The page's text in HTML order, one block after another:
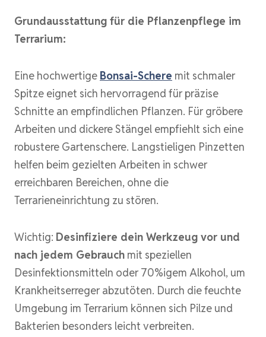
Grundausstattung für die Pflanzenpflege im
Terrarium:
Eine hochwertige Bonsai-Schere mit schmaler
Spitze eignet sich hervorragend für präzise
Schnitte an empfindlichen Pflanzen. Für gröbere
Arbeiten und dickere Stängel empfiehlt sich eine
robustere Gartenschere. Langstieligen Pinzetten
helfen beim gezielten Arbeiten in schwer
erreichbaren Bereichen, ohne die
Terrarieneinrichtung zu stören.
Wichtig: Desinfiziere dein Werkzeug vor und
nach jedem Gebrauch mit speziellen
Desinfektionsmitteln oder 70%igem Alkohol, um
Krankheitserreger abzutöten. Durch die feuchte
Umgebung im Terrarium können sich Pilze und
Bakterien besonders leicht verbreiten.